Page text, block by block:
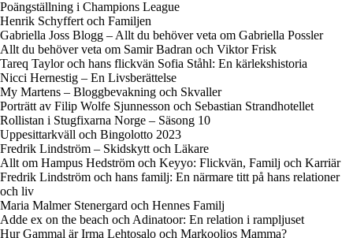
Poängställning i Champions League
Henrik Schyffert och Familjen
Gabriella Joss Blogg – Allt du behöver veta om Gabriella Possler
Allt du behöver veta om Samir Badran och Viktor Frisk
Tareq Taylor och hans flickvän Sofia Ståhl: En kärlekshistoria
Nicci Hernestig – En Livsberättelse
My Martens – Bloggbevakning och Skvaller
Porträtt av Filip Wolfe Sjunnesson och Sebastian Strandhotellet
Rollistan i Stugfixarna Norge – Säsong 10
Uppesittarkväll och Bingolotto 2023
Fredrik Lindström – Skidskytt och Läkare
Allt om Hampus Hedström och Keyyo: Flickvän, Familj och Karriär
Fredrik Lindström och hans familj: En närmare titt på hans relationer
och liv
Maria Malmer Stenergard och Hennes Familj
Adde ex on the beach och Adinatoor: En relation i rampljuset
Hur Gammal är Irma Lehtosalo och Markoolios Mamma?